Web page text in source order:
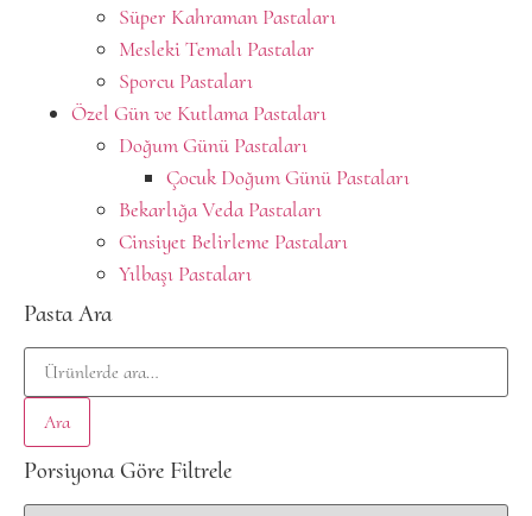
Süper Kahraman Pastaları
Mesleki Temalı Pastalar
Sporcu Pastaları
Özel Gün ve Kutlama Pastaları
Doğum Günü Pastaları
Çocuk Doğum Günü Pastaları
Bekarlığa Veda Pastaları
Cinsiyet Belirleme Pastaları
Yılbaşı Pastaları
Pasta Ara
Ara
Porsiyona Göre Filtrele